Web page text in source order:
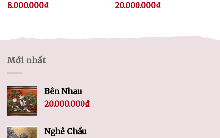
8.000.000₫
20.000.000₫
Mới nhất
Bên Nhau
20.000.000₫
Nghê Chầu